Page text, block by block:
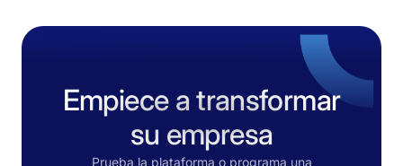
Empiece a transformar
su empresa
Prueba la plataforma o programa una